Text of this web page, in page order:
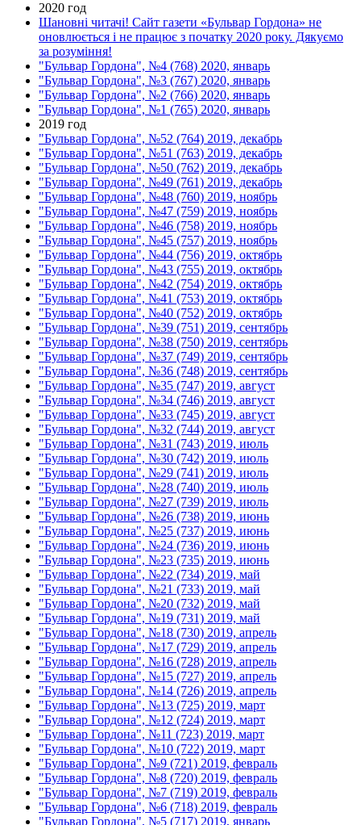
2020 год
Шановні читачі! Сайт газети «Бульвар Гордона» не
оновлюється і не працює з початку 2020 року. Дякуємо
за розуміння!
"Бульвар Гордона", №4 (768) 2020, январь
"Бульвар Гордона", №3 (767) 2020, январь
"Бульвар Гордона", №2 (766) 2020, январь
"Бульвар Гордона", №1 (765) 2020, январь
2019 год
"Бульвар Гордона", №52 (764) 2019, декабрь
"Бульвар Гордона", №51 (763) 2019, декабрь
"Бульвар Гордона", №50 (762) 2019, декабрь
"Бульвар Гордона", №49 (761) 2019, декабрь
"Бульвар Гордона", №48 (760) 2019, ноябрь
"Бульвар Гордона", №47 (759) 2019, ноябрь
"Бульвар Гордона", №46 (758) 2019, ноябрь
"Бульвар Гордона", №45 (757) 2019, ноябрь
"Бульвар Гордона", №44 (756) 2019, октябрь
"Бульвар Гордона", №43 (755) 2019, октябрь
"Бульвар Гордона", №42 (754) 2019, октябрь
"Бульвар Гордона", №41 (753) 2019, октябрь
"Бульвар Гордона", №40 (752) 2019, октябрь
"Бульвар Гордона", №39 (751) 2019, сентябрь
"Бульвар Гордона", №38 (750) 2019, сентябрь
"Бульвар Гордона", №37 (749) 2019, сентябрь
"Бульвар Гордона", №36 (748) 2019, сентябрь
"Бульвар Гордона", №35 (747) 2019, август
"Бульвар Гордона", №34 (746) 2019, август
"Бульвар Гордона", №33 (745) 2019, август
"Бульвар Гордона", №32 (744) 2019, август
"Бульвар Гордона", №31 (743) 2019, июль
"Бульвар Гордона", №30 (742) 2019, июль
"Бульвар Гордона", №29 (741) 2019, июль
"Бульвар Гордона", №28 (740) 2019, июль
"Бульвар Гордона", №27 (739) 2019, июль
"Бульвар Гордона", №26 (738) 2019, июнь
"Бульвар Гордона", №25 (737) 2019, июнь
"Бульвар Гордона", №24 (736) 2019, июнь
"Бульвар Гордона", №23 (735) 2019, июнь
"Бульвар Гордона", №22 (734) 2019, май
"Бульвар Гордона", №21 (733) 2019, май
"Бульвар Гордона", №20 (732) 2019, май
"Бульвар Гордона", №19 (731) 2019, май
"Бульвар Гордона", №18 (730) 2019, апрель
"Бульвар Гордона", №17 (729) 2019, апрель
"Бульвар Гордона", №16 (728) 2019, апрель
"Бульвар Гордона", №15 (727) 2019, апрель
"Бульвар Гордона", №14 (726) 2019, апрель
"Бульвар Гордона", №13 (725) 2019, март
"Бульвар Гордона", №12 (724) 2019, март
"Бульвар Гордона", №11 (723) 2019, март
"Бульвар Гордона", №10 (722) 2019, март
"Бульвар Гордона", №9 (721) 2019, февраль
"Бульвар Гордона", №8 (720) 2019, февраль
"Бульвар Гордона", №7 (719) 2019, февраль
"Бульвар Гордона", №6 (718) 2019, февраль
"Бульвар Гордона", №5 (717) 2019, январь